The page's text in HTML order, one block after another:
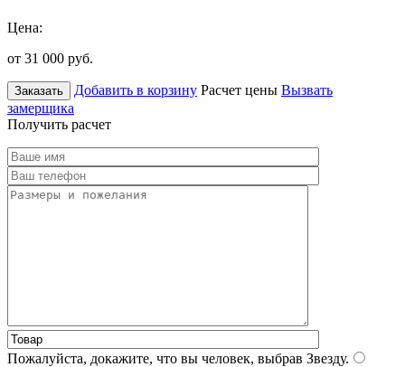
Цена:
от 31 000 руб.
Заказать Добавить в корзину Расчет цены Вызвать
замерщика
Получить расчет
Пожалуйста, докажите, что вы человек, выбрав Звезду.